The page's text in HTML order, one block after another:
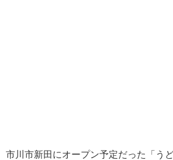
市川市新田にオープン予定だった「う